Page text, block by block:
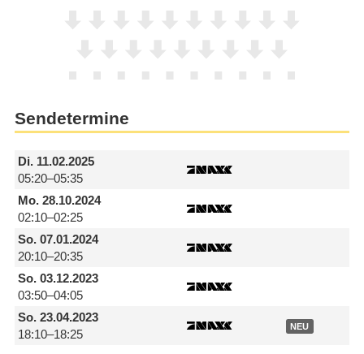
Sendetermine
Di.11.02.2025
05:20–05:35
Mo.28.10.2024
02:10–02:25
So.07.01.2024
20:10–20:35
So.03.12.2023
03:50–04:05
So.23.04.2023
18:10–18:25
NEU